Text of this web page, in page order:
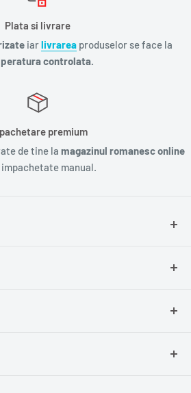
Plata si livrare
iarlivrarea produselor se face la
controlata.
premium
de tine la magazinul romanesc online
manual.